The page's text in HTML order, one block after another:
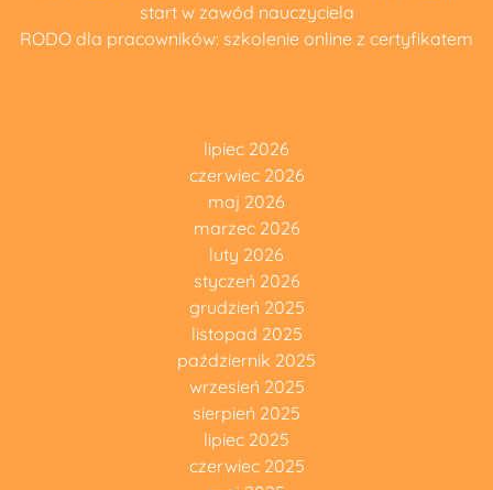
start w zawód nauczyciela
RODO dla pracowników: szkolenie online z certyfikatem
lipiec 2026
czerwiec 2026
maj 2026
marzec 2026
luty 2026
styczeń 2026
grudzień 2025
listopad 2025
październik 2025
wrzesień 2025
sierpień 2025
lipiec 2025
czerwiec 2025